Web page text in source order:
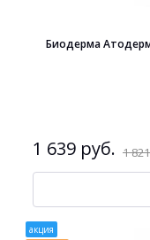
Биодерма
1 639 руб. 1
акция